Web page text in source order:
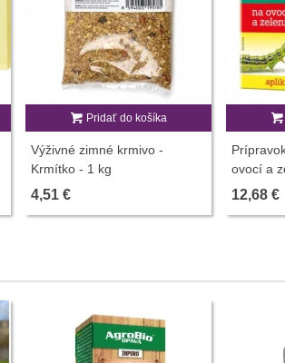
Pridať do košíka
Výživné zimné krmivo -
Krmítko - 1 kg
4,51 €
ovocí a
záhrada
12,68 €